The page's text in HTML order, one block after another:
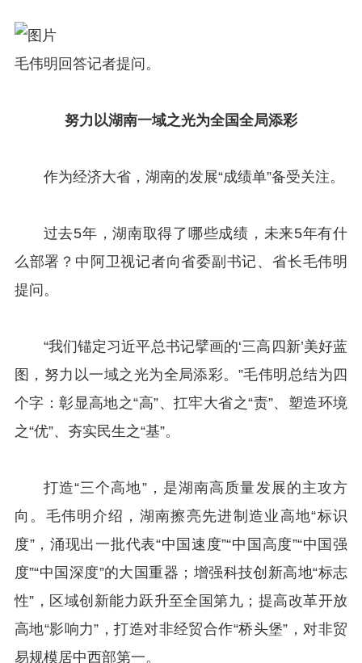
毛伟明回答记者提问。
努力以湖南一域之光为全国全局添彩
作为经济大省，湖南的发展“成绩单”备受关注。
过去5年，湖南取得了哪些成绩，未来5年有什
么部署？中阿卫视记者向省委副书记、省长毛伟明
提问。
“我们锚定习近平总书记擘画的‘三高四新’美好蓝
图，努力以一域之光为全局添彩。”毛伟明总结为四
个字：彰显高地之“高”、扛牢大省之“责”、塑造环境
之“优”、夯实民生之“基”。
打造“三个高地”，是湖南高质量发展的主攻方
向。毛伟明介绍，湖南擦亮先进制造业高地“标识
度”，涌现出一批代表“中国速度”“中国高度”“中国强
度”“中国深度”的大国重器；增强科技创新高地“标志
性”，区域创新能力跃升至全国第九；提高改革开放
高地“影响力”，打造对非经贸合作“桥头堡”，对非贸
易规模居中西部第一。